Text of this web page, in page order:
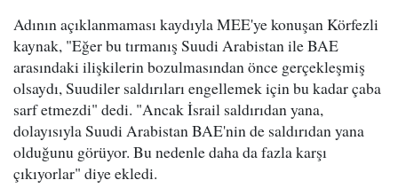
Adının açıklanmaması kaydıyla MEE'ye konuşan Körfezli
kaynak, "Eğer bu tırmanış Suudi Arabistan ile BAE
arasındaki ilişkilerin bozulmasından önce gerçekleşmiş
olsaydı, Suudiler saldırıları engellemek için bu kadar çaba
sarf etmezdi" dedi. "Ancak İsrail saldırıdan yana,
dolayısıyla Suudi Arabistan BAE'nin de saldırıdan yana
olduğunu görüyor. Bu nedenle daha da fazla karşı
çıkıyorlar" diye ekledi.